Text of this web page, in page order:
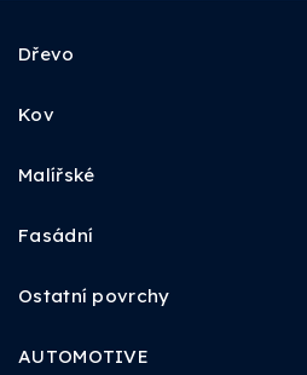
Dřevo
Kov
Malířské
Fasádní
Ostatní povrchy
AUTOMOTIVE